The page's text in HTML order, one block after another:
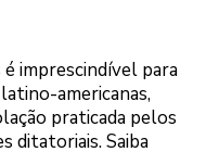
imprescindível para
americanas,
praticada pelos
ditatoriais. Saiba